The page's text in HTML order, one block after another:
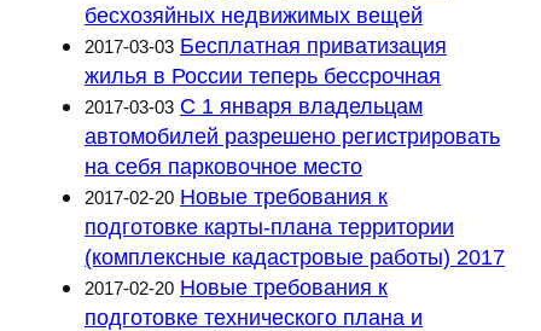
бесхозяйных недвижимых вещей
2017-03-03 Бесплатная приватизация
жилья в России теперь бессрочная
2017-03-03 С 1 января владельцам
автомобилей разрешено регистрировать
на себя парковочное место
2017-02-20 Новые требования к
подготовке карты-плана территории
(комплексные кадастровые работы) 2017
2017-02-20 Новые требования к
подготовке технического плана и